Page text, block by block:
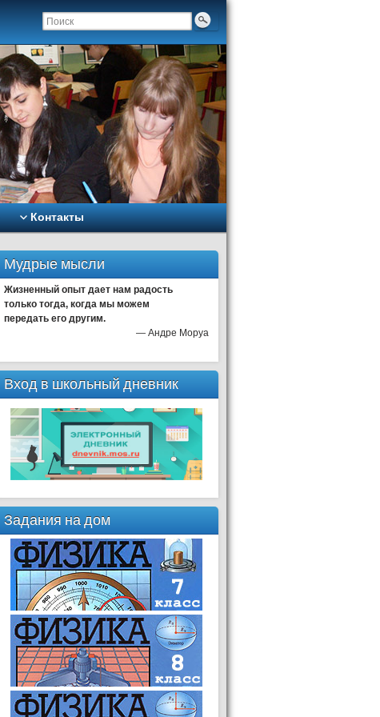
Контакты
Мудрые мысли
Жизненный опыт дает нам радость
только тогда, когда мы можем
передать его другим.
— Андре Моруа
Вход в школьный дневник
Задания на дом